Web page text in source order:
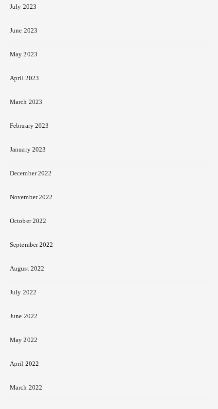
July 2023
June 2023
May 2023
April 2023
March 2023
February 2023
January 2023
December 2022
November 2022
October 2022
September 2022
August 2022
July 2022
June 2022
May 2022
April 2022
March 2022